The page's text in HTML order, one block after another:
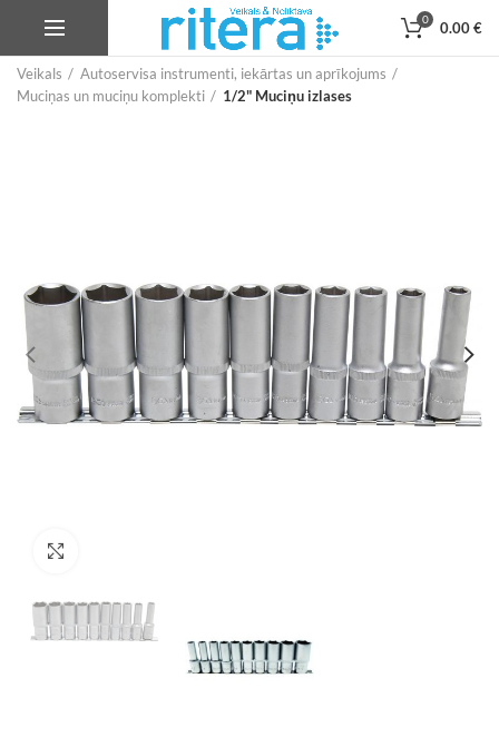
0 0.00€
Veikals
Autoservisa instrumenti, iekārtas un aprīkojums
Muciņas un muciņu komplekti
1/2" Muciņu izlases